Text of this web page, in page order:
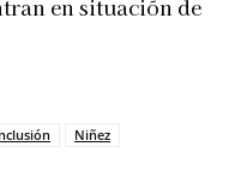
en situación de
Niñez